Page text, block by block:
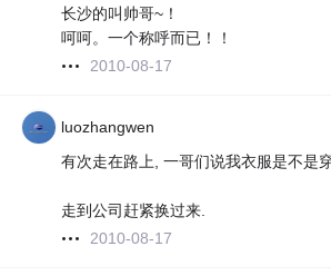
长沙的叫帅哥~！
呵呵。一个称呼而已！！
2010-08-17
luozhangwen
有次走在路上, 一哥们说我衣服是不是
走到公司赶紧换过来.
2010-08-17